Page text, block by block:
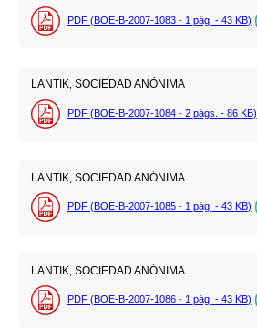
PDF (BOE-B-2007-1083 - 1 pág. - 43 KB)
LANTIK, SOCIEDAD ANÓNIMA
PDF (BOE-B-2007-1084 - 2 págs. - 86 KB)
LANTIK, SOCIEDAD ANÓNIMA
PDF (BOE-B-2007-1085 - 1 pág. - 43 KB)
LANTIK, SOCIEDAD ANÓNIMA
PDF (BOE-B-2007-1086 - 1 pág. - 43 KB)